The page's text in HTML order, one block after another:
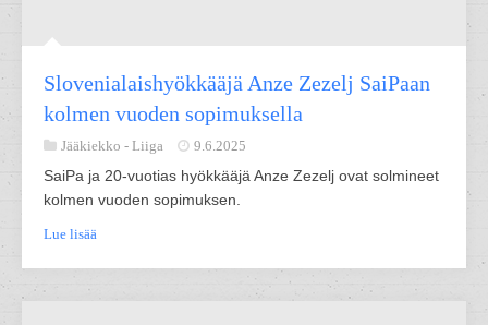
Slovenialaishyökkääjä Anze Zezelj SaiPaan
kolmen vuoden sopimuksella
Jääkiekko - Liiga 9.6.2025
SaiPa ja 20-vuotias hyökkääjä Anze Zezelj ovat solmineet
kolmen vuoden sopimuksen.
Lue lisää